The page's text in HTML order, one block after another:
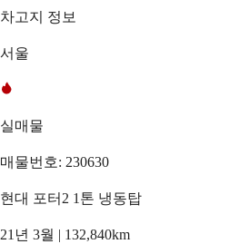
차고지 정보
서울
실매물
매물번호: 230630
현대 포터2 1톤 냉동탑
21년 3월 | 132,840km